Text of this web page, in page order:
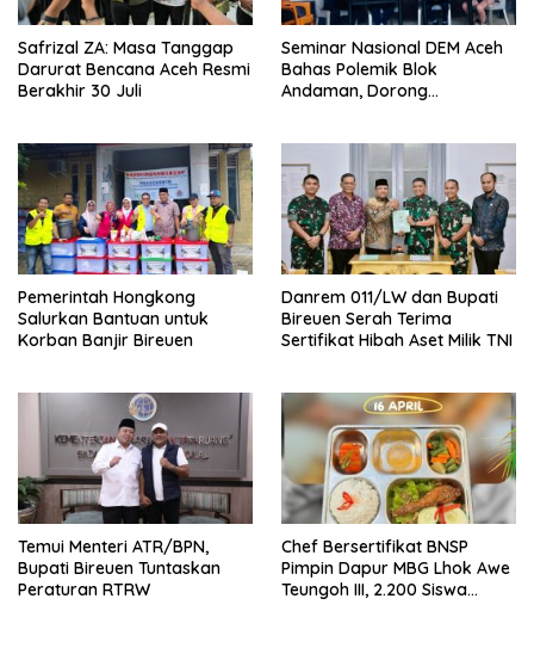
Safrizal ZA: Masa Tanggap
Darurat Bencana Aceh Resmi
Berakhir 30 Juli
Seminar Nasional DEM Aceh
Bahas Polemik Blok
Andaman, Dorong
Pemerintah Hongkong
Salurkan Bantuan untuk
Korban Banjir Bireuen
Danrem 011/LW dan Bupati
Bireuen Serah Terima
Sertifikat Hibah Aset Milik TNI
Temui Menteri ATR/BPN,
Bupati Bireuen Tuntaskan
Peraturan RTRW
Chef Bersertifikat BNSP
Pimpin Dapur MBG Lhok Awe
Teungoh III, 2.200 Siswa